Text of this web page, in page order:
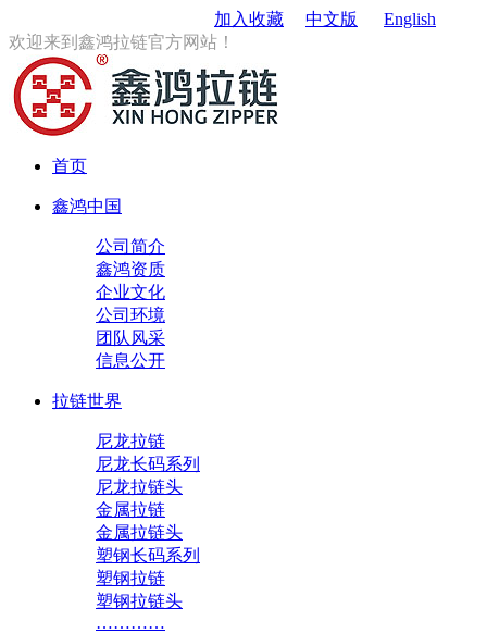
加入收藏 中文版
English
欢迎来到鑫鸿拉链官方网站！
首页
鑫鸿中国
公司简介
鑫鸿资质
企业文化
公司环境
团队风采
信息公开
拉链世界
尼龙拉链
尼龙长码系列
尼龙拉链头
金属拉链
金属拉链头
塑钢长码系列
塑钢拉链
塑钢拉链头
…………